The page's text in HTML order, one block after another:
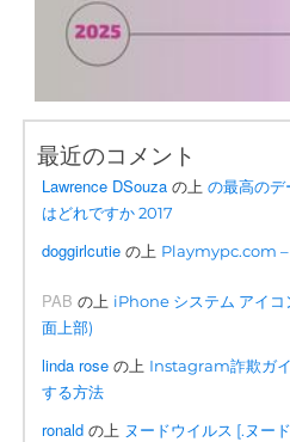
最近のコメント
Lawrence DSouza の上の最高のデ
はどれですか 2017
doggirlcutie の上 Playmypc.com –
PAB の上 iPhone システム アイコ
面上部)
linda rose の上 Instagram詐欺ガ
する方法
ronald の上 ヌードウイルス [.ヌー